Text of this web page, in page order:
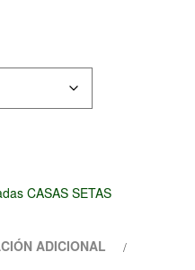
CASAS SETAS
ADICIONAL